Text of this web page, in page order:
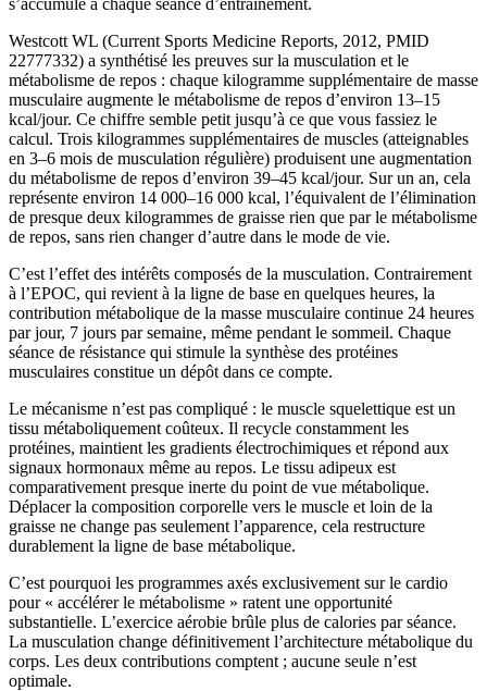
Westcott WL (Current Sports Medicine Reports, 2012, PMID
22777332) a synthétisé les preuves sur la musculation et le
métabolisme de repos : chaque kilogramme supplémentaire de masse
musculaire augmente le métabolisme de repos d’environ 13–15
kcal/jour. Ce chiffre semble petit jusqu’à ce que vous fassiez le
calcul. Trois kilogrammes supplémentaires de muscles (atteignables
en 3–6 mois de musculation régulière) produisent une augmentation
du métabolisme de repos d’environ 39–45 kcal/jour. Sur un an, cela
représente environ 14 000–16 000 kcal, l’équivalent de l’élimination
de presque deux kilogrammes de graisse rien que par le métabolisme
de repos, sans rien changer d’autre dans le mode de vie.
C’est l’effet des intérêts composés de la musculation. Contrairement
à l’EPOC, qui revient à la ligne de base en quelques heures, la
contribution métabolique de la masse musculaire continue 24 heures
par jour, 7 jours par semaine, même pendant le sommeil. Chaque
séance de résistance qui stimule la synthèse des protéines
musculaires constitue un dépôt dans ce compte.
Le mécanisme n’est pas compliqué : le muscle squelettique est un
tissu métaboliquement coûteux. Il recycle constamment les
protéines, maintient les gradients électrochimiques et répond aux
signaux hormonaux même au repos. Le tissu adipeux est
comparativement presque inerte du point de vue métabolique.
Déplacer la composition corporelle vers le muscle et loin de la
graisse ne change pas seulement l’apparence, cela restructure
durablement la ligne de base métabolique.
C’est pourquoi les programmes axés exclusivement sur le cardio
pour « accélérer le métabolisme » ratent une opportunité
substantielle. L’exercice aérobie brûle plus de calories par séance.
La musculation change définitivement l’architecture métabolique du
corps. Les deux contributions comptent ; aucune seule n’est
optimale.